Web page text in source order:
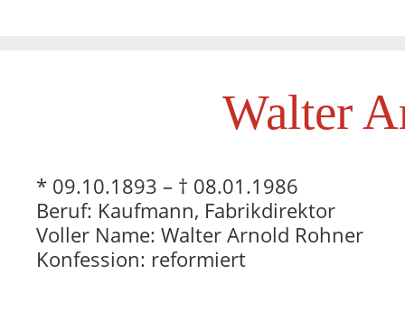
Walter
* 09.10.1893 – † 08.01.1986
Beruf: Kaufmann, Fabrikdirektor
Voller Name: Walter Arnold Rohner
Konfession: reformiert